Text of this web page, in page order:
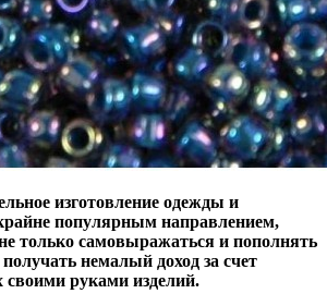
изготовление одежды и
популярным направлением,
только самовыражаться и пополнять
немалый доход за счет
своими руками изделий.